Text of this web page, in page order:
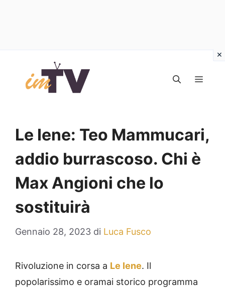
contenuto
Le Iene: Teo Mammucari,
addio burrascoso. Chi è
Max Angioni che lo
sostituirà
Gennaio 28, 2023 di Luca Fusco
Rivoluzione in corsa a Le Iene. Il
popolarissimo e oramai storico programma